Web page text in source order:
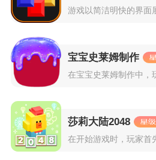
宝宝史莱姆制作
莎莉大陆2048